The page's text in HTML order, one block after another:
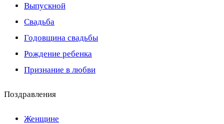
Выпускной
Свадьба
Годовщина свадьбы
Рождение ребенка
Признание в любви
Поздравления
Женщине